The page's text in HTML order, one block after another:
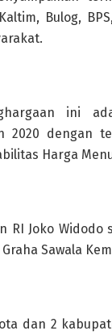
Bulog,
ini
2020 dengan
Harga
RI Joko
Sawala
dan 2